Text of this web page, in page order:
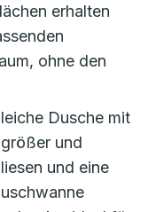
erhalten
ohne den
Dusche mit
und
und eine